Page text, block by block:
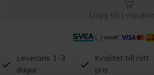
Lägg till i
Leverans 1-3
dagar
Kvalitet till rätt
pris